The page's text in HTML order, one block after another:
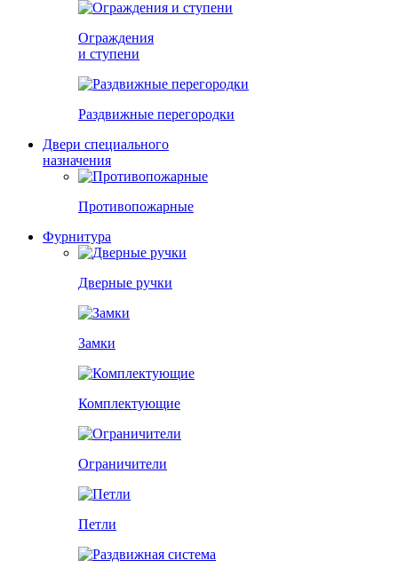
Ограждения
и ступени
Раздвижные перегородки
Двери специального
назначения
Противопожарные
Фурнитура
Дверные ручки
Замки
Комплектующие
Ограничители
Петли